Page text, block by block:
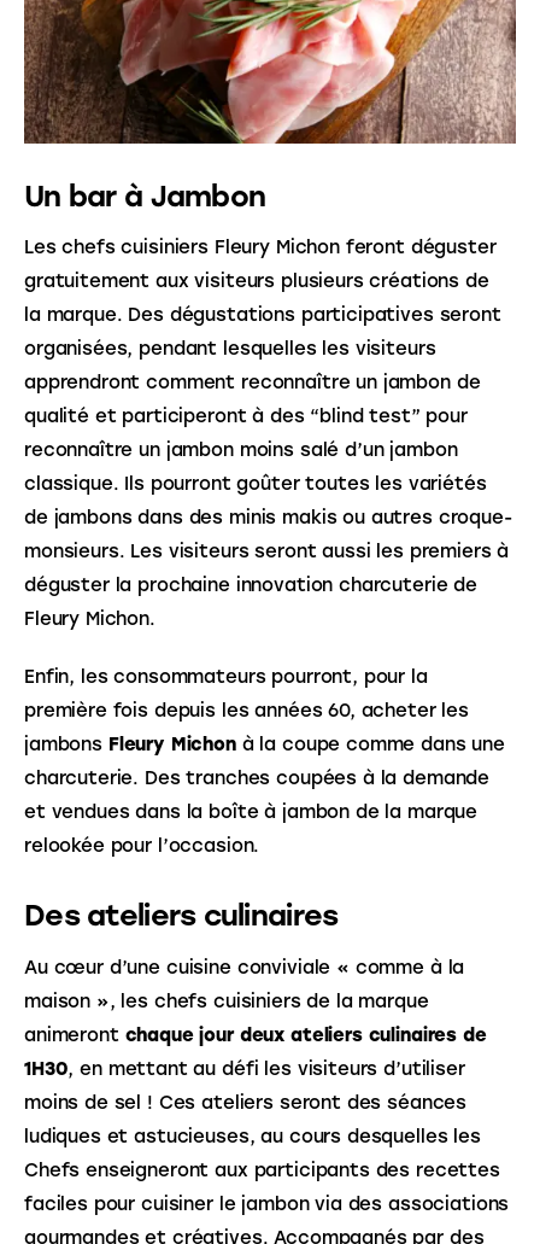
Un bar à Jambon
Les chefs cuisiniers Fleury Michon feront déguster
gratuitement aux visiteurs plusieurs créations de
la marque. Des dégustations participatives seront
organisées, pendant lesquelles les visiteurs
apprendront comment reconnaître un jambon de
qualité et participeront à des “blind test” pour
reconnaître un jambon moins salé d’un jambon
classique. Ils pourront goûter toutes les variétés
de jambons dans des minis makis ou autres croque-
monsieurs. Les visiteurs seront aussi les premiers à
déguster la prochaine innovation charcuterie de
Fleury Michon.
Enfin, les consommateurs pourront, pour la
première fois depuis les années 60, acheter les
jambons Fleury Michon à la coupe comme dans une
charcuterie. Des tranches coupées à la demande
et vendues dans la boîte à jambon de la marque
relookée pour l’occasion.
Des ateliers culinaires
Au cœur d’une cuisine conviviale « comme à la
maison », les chefs cuisiniers de la marque
animeront chaque jour deux ateliers culinaires de
1H30, en mettant au défi les visiteurs d’utiliser
moins de sel ! Ces ateliers seront des séances
ludiques et astucieuses, au cours desquelles les
Chefs enseigneront aux participants des recettes
faciles pour cuisiner le jambon via des associations
gourmandes et créatives. Accompagnés par des